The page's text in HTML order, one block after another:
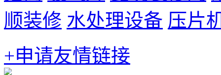
顺装修 水处理设备 压片
+申请友情链接